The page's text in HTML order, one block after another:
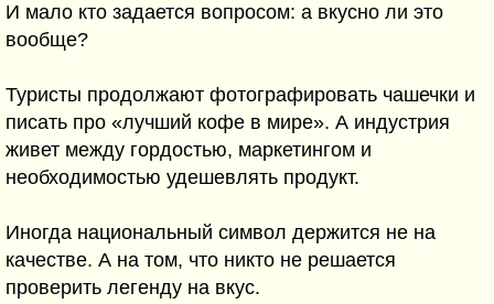
И мало кто задается вопросом: а вкусно ли это
вообще?
Туристы продолжают фотографировать чашечки и
писать про «лучший кофе в мире». А индустрия
живет между гордостью, маркетингом и
необходимостью удешевлять продукт.
Иногда национальный символ держится не на
качестве. А на том, что никто не решается
проверить легенду на вкус.